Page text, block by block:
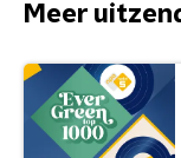
Meer